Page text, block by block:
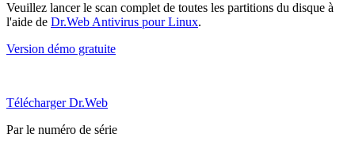
Veuillez lancer le scan complet de toutes les partitions du disque à
l'aide de Dr.Web Antivirus pour Linux.
Version démo gratuite
Télécharger Dr.Web
Par le numéro de série